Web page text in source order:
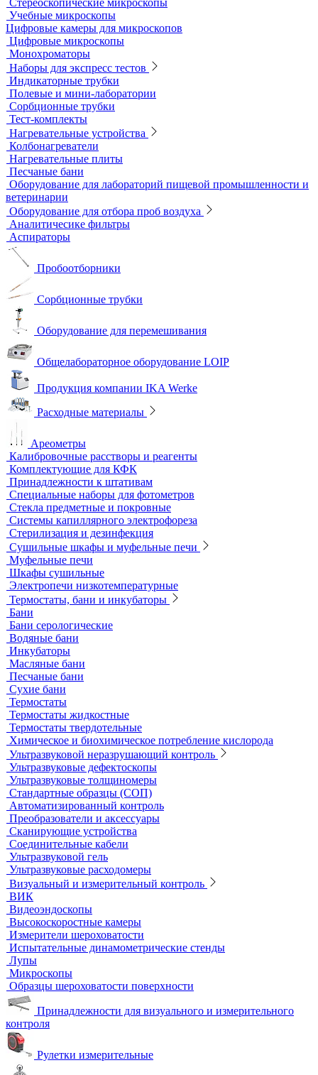
Мерная посуда
Посуда общего назначения
Центрифужные пробирки
Микроскопы
Инвертируемые микроскопы
Комплектующие к микроскопам
Лабораторные микроскопы
Люминесцентные микроскопы
Металлографические микроскопы
Объективы для микроскопов
Окуляры для микроскопов
Поляризационные микроскопы
Стереоскопические микроскопы
Учебные микроскопы
Цифровые камеры для микроскопов
Цифровые микроскопы
Монохроматоры
Наборы для экспресс тестов
Индикаторные трубки
Полевые и мини-лаборатории
Сорбционные трубки
Тест-комплекты
Нагревательные устройства
Колбонагреватели
Нагревательные плиты
Песчаные бани
Оборудование для лабораторий пищевой промышленности и
ветеринарии
Оборудование для отбора проб воздуха
Аналитичесике фильтры
Аспираторы
Сорбционные трубки
Оборудование для перемешивания
Общелабораторное оборудование LOIP
Продукция компании IKA Werke
Расходные материалы
Ареометры
Калибровочные расстворы и реагенты
Комплектующие для КФК
Принадлежности к штативам
Специальные наборы для фотометров
Стекла предметные и покровные
Системы капиллярного электрофореза
Стерилизация и дезинфекция
Сушильные шкафы и муфельные печи
Муфельные печи
Шкафы сушильные
Электропечи низкотемпературные
Термостаты, бани и инкубаторы
Бани
Бани серологические
Водяные бани
Инкубаторы
Масляные бани
Песчаные бани
Сухие бани
Термостаты
Термостаты жидкостные
Термостаты твердотельные
Химическое и биохимическое потребление кислорода
Ультразвуковой неразрушающий контроль
Ультразвуковые дефектоскопы
Ультразвуковые толщиномеры
Стандартные образцы (СОП)
Автоматизированный контроль
Преобразователи и аксессуары
Сканирующие устройства
Соединительные кабели
Ультразвуковой гель
Ультразвуковые расходомеры
Визуальный и измерительный контроль
ВИК
Видеоэндоскопы